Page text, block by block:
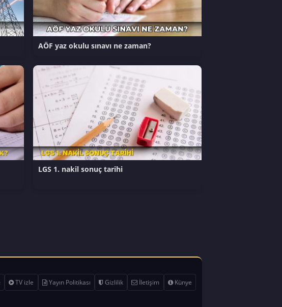
AÖF yaz okulu sınavı ne zaman?
LGS 1. nakil sonuç tarihi
TV izle Yayın Politikası Gizlilik İletişim Künye